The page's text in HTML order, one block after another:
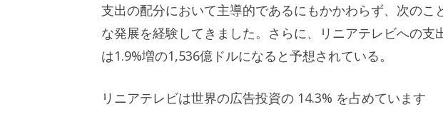
支出の配分において主導的であるにもかかわらず、次のこ
な発展を経験してきました。さらに、リニアテレビへの
は1.9%増の1,536億ドルになると予想されている。
リニアテレビは世界の広告投資の 14.3% を占めています